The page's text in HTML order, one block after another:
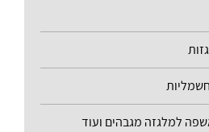
למלגזה מגבהים ועוד